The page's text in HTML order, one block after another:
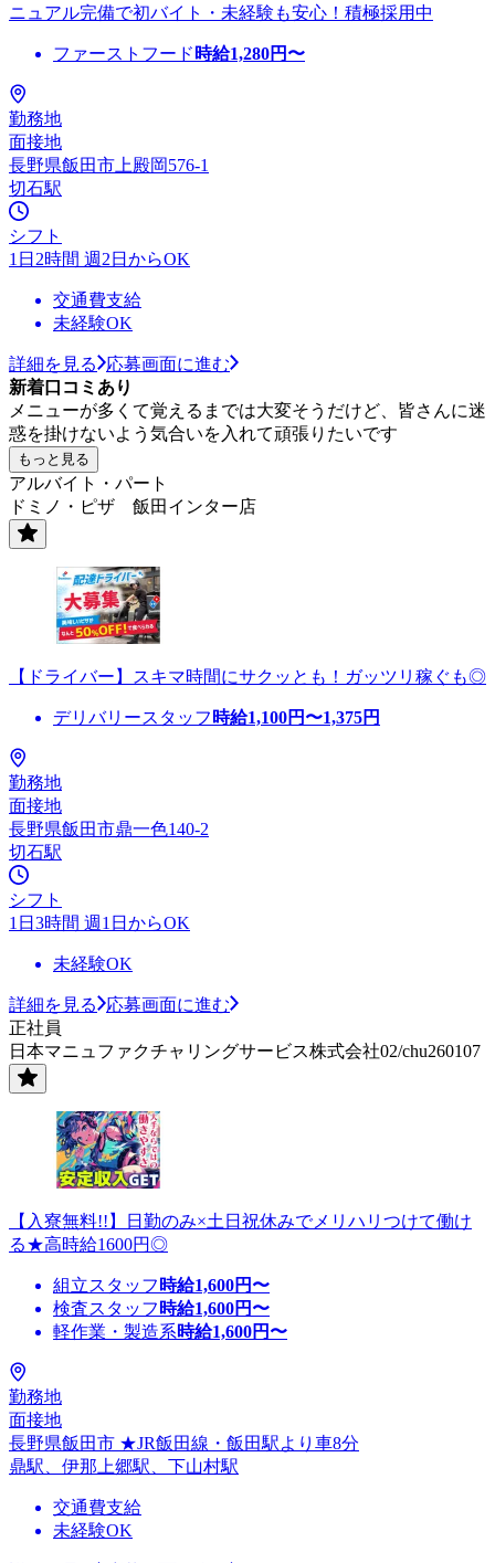
ニュアル完備で初バイト・未経験も安心！積極採用中
ファーストフード 時給1,280円〜
勤務地
面接地
長野県飯田市上殿岡576-1
切石駅
シフト
1日2時間 週2日からOK
交通費支給
未経験OK
詳細を見る
応募画面に進む
新着口コミあり
メニューが多くて覚えるまでは大変そうだけど、皆さんに迷
惑を掛けないよう気合いを入れて頑張りたいです
もっと見る
アルバイト・パート
ドミノ・ピザ 飯田インター店
【ドライバー】スキマ時間にサクッとも！ガッツリ稼ぐも◎
デリバリースタッフ 時給1,100円〜1,375円
勤務地
面接地
長野県飯田市鼎一色140-2
切石駅
シフト
1日3時間 週1日からOK
未経験OK
詳細を見る
応募画面に進む
正社員
日本マニュファクチャリングサービス株式会社02/chu260107
【入寮無料!!】日勤のみ×土日祝休みでメリハリつけて働け
る★高時給1600円◎
組立スタッフ 時給1,600円〜
検査スタッフ 時給1,600円〜
軽作業・製造系時給1,600円〜
勤務地
面接地
長野県飯田市 ★JR飯田線・飯田駅より車8分
鼎駅、伊那上郷駅、下山村駅
交通費支給
未経験OK